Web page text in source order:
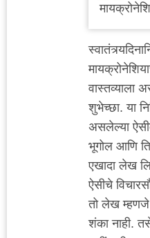
वास्तव्याला
शुभेच्छा. या
असलेल्या
भूगोल आणि
एखादा लेख
ऐसीचे
तो लेख म्हणजे
शंका नाही.